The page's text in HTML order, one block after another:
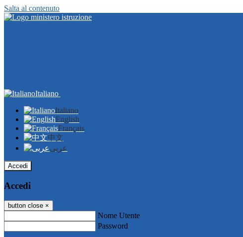
Salta al contenuto
Italiano
Italiano
English
Français
中文
عربى
Accedi
Accedi
button close ×
Nome Utente
Password